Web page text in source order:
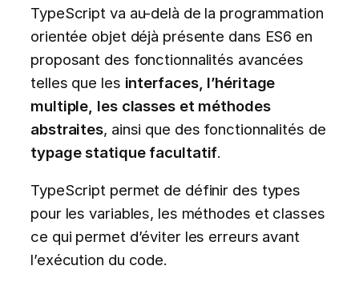
TypeScript va au-delà de la programmation
orientée objet déjà présente dans ES6 en
proposant des fonctionnalités avancées
telles que les interfaces, l’héritage
multiple, les classes et méthodes
abstraites, ainsi que des fonctionnalités de
typage statique facultatif.
TypeScript permet de définir des types
pour les variables, les méthodes et classes
ce qui permet d’éviter les erreurs avant
l’exécution du code.